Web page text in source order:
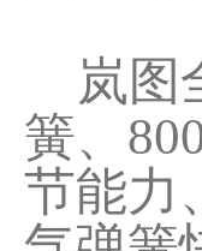
岚图
簧、
节能力